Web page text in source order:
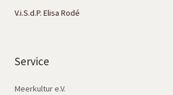
V.i.S.d.P. Elisa Rodé
Service
Meerkultur e.V.